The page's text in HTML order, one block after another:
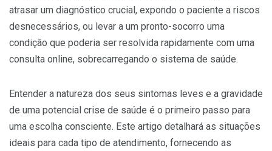
atrasar um diagnóstico crucial, expondo o paciente a riscos
desnecessários, ou levar a um pronto-socorro uma
condição que poderia ser resolvida rapidamente com uma
consulta online, sobrecarregando o sistema de saúde.
Entender a natureza dos seus sintomas leves e a gravidade
de uma potencial crise de saúde é o primeiro passo para
uma escolha consciente. Este artigo detalhará as situações
ideais para cada tipo de atendimento, fornecendo as